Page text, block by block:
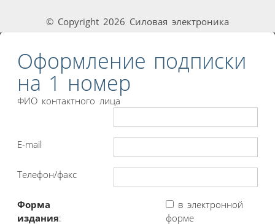
© Copyright 2026 Силовая электроника
Оформление подписки
на 1 номер
ФИО контактного лица
E-mail
Телефон/факс
Форма
издания:
в электронной
форме